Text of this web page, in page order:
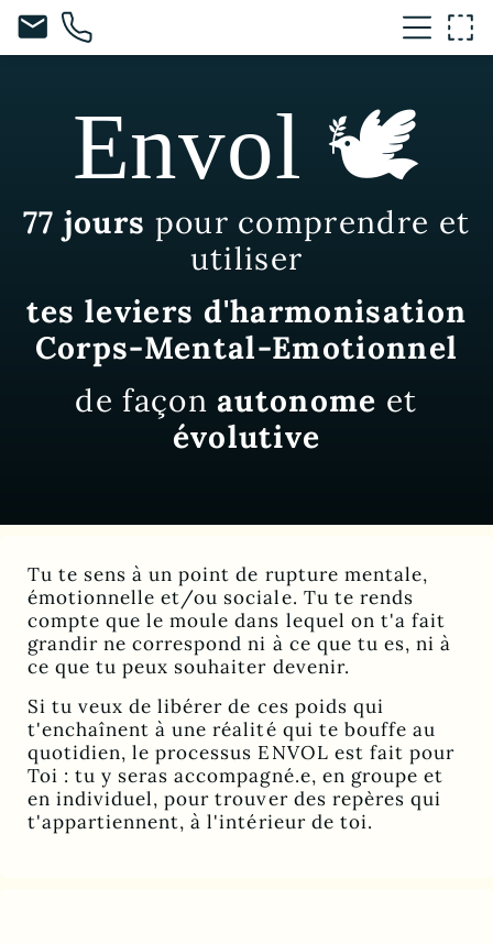
Envol 🕊️
77 jours pour comprendre et
utiliser
tes leviers d'harmonisation
Corps-Mental-Emotionnel
de façonautonome et
évolutive
Tu te sens à un point de rupture mentale,
émotionnelle et/ou sociale. Tu te rends
compte que le moule dans lequel on t'a fait
grandir ne correspond ni à ce que tu es, ni à
ce que tu peux souhaiter devenir.
Si tu veux de libérer de ces poids qui
t'enchaînent à une réalité qui te bouffe au
quotidien, le processus ENVOL est fait pour
Toi : tu y seras accompagné.e, en groupe et
en individuel, pour trouver des repères qui
t'appartiennent, à l'intérieur de toi.
mail